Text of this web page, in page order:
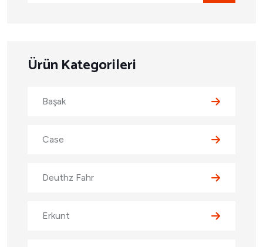
Ürün Kategorileri
Başak
Case
Deuthz Fahr
Erkunt